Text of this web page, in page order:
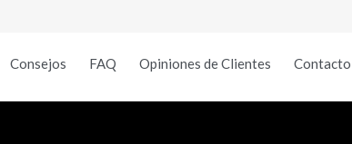
Consejos FAQ Opiniones de Clientes Contacto